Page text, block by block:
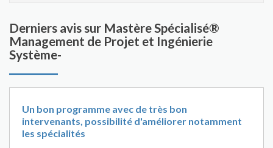
Derniers avis sur Mastère Spécialisé®
Management de Projet et Ingénierie
Système-
Un bon programme avec de très bon
intervenants, possibilité d'améliorer notamment
les spécialités